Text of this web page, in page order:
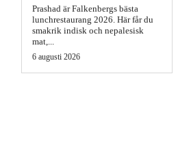
Prashad är Falkenbergs bästa
lunchrestaurang 2026. Här får du
smakrik indisk och nepalesisk
mat,...
6 augusti 2026